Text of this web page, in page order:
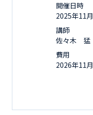
開催日時
2025年11
講師
佐々木 猛
費用
2026年11